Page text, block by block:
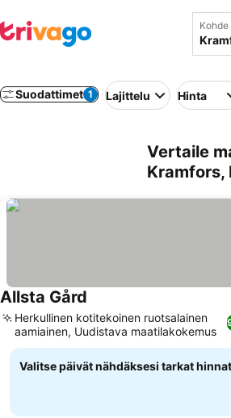
Kohde
Suodattimet 1 Lajittelu Hinta
Vertaile
Kramfors,
Allsta Gård
Herkullinen kotitekoinen ruotsalainen
aamiainen, Uudistava maatilakokemus
Valitse päivät nähdäksesi tarkat hinnat